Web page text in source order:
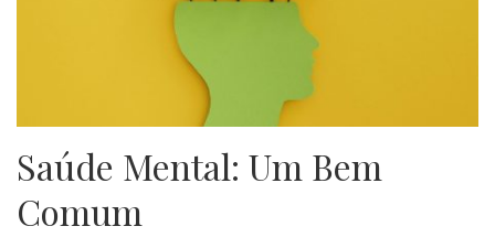
Saúde Mental: Um Bem
Comum